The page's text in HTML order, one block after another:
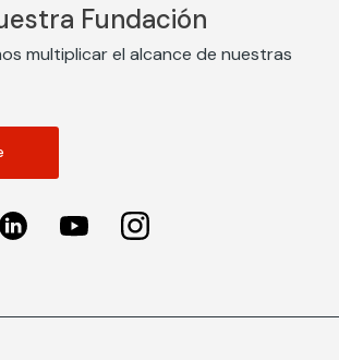
Fundación
multiplicar el alcance de nuestras